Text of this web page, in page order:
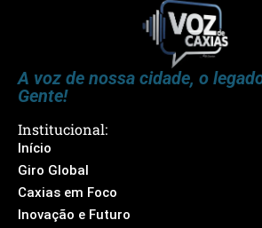
A voz de nossa cidade, o
Gente!
Institucional:
Início
Giro Global
Caxias em Foco
Inovação e Futuro